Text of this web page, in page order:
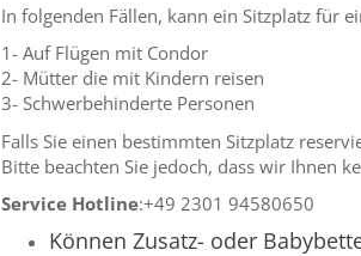
In folgenden Fällen, kann ein Sitzplatz für
1- Auf Flügen mit Condor
2- Mütter die mit Kindern reisen
3- Schwerbehinderte Personen
Falls Sie einen bestimmten Sitzplatz
Bitte beachten Sie jedoch, dass wir Ihnen
Service Hotline:+49 2301 94580650
Können Zusatz- oder